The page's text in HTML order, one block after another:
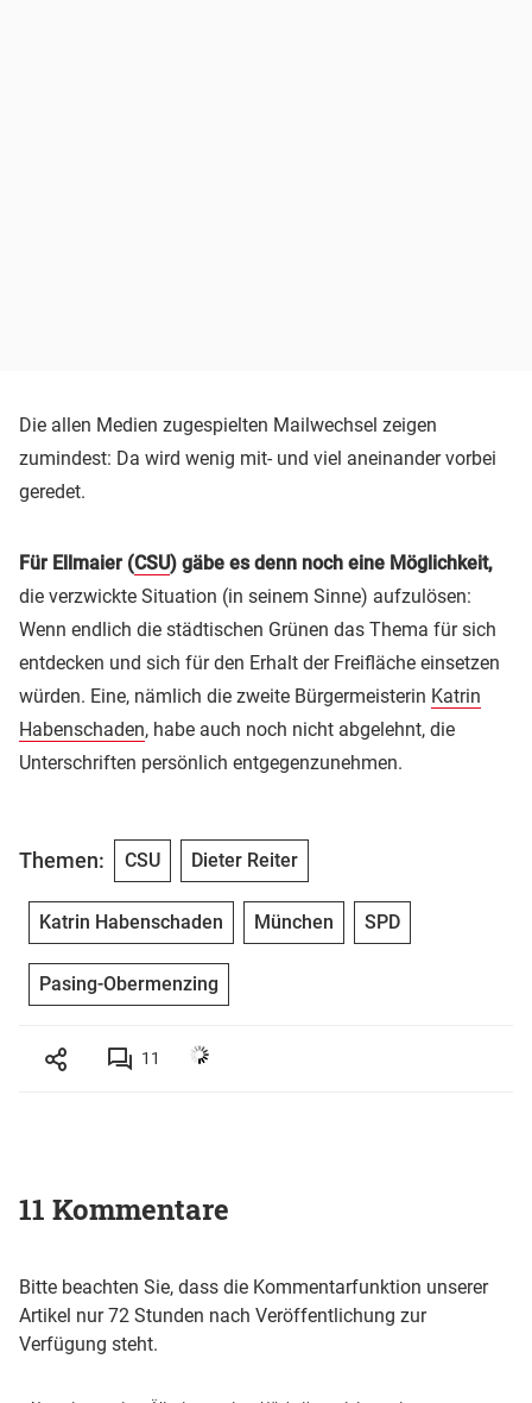
Die allen Medien zugespielten Mailwechsel zeigen
zumindest: Da wird wenig mit- und viel aneinander vorbei
geredet.
Für Ellmaier (CSU) gäbe es denn noch eine Möglichkeit,
die verzwickte Situation (in seinem Sinne) aufzulösen:
Wenn endlich die städtischen Grünen das Thema für sich
entdecken und sich für den Erhalt der Freifläche einsetzen
würden. Eine, nämlich die zweite Bürgermeisterin Katrin
Habenschaden, habe auch noch nicht abgelehnt, die
Unterschriften persönlich entgegenzunehmen.
Themen: CSU Dieter Reiter
Katrin Habenschaden München SPD
Pasing-Obermenzing
11
11 Kommentare
Bitte beachten Sie, dass die Kommentarfunktion unserer
Artikel nur 72 Stunden nach Veröffentlichung zur
Verfügung steht.